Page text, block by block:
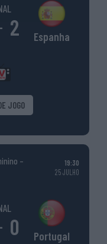
2 Espanha
JOGO
–
19:30
25 JULHO
0 Portugal